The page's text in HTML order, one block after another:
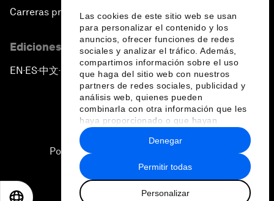
Las cookies de este sitio web se usan
para personalizar el contenido y los
anuncios, ofrecer funciones de redes
sociales y analizar el tráfico. Además,
compartimos información sobre el uso
que haga del sitio web con nuestros
partners de redes sociales, publicidad y
análisis web, quienes pueden
combinarla con otra información que les
haya proporcionado o que hayan
recopilado a partir del uso que haya
hecho de sus servicios.
Permitir todas
Personalizar
Denegar
Carreras profesionales
Ediciones en otros idiomas
EN ▪ES▪中文▪ 日本語
Política de privacidad y normas de uso
Sitemap
2026 Foro Económico Mundial